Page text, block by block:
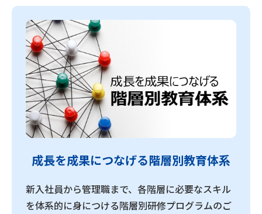
成長を成果につなげる階層別教育体系
新入社員から管理職まで、各階層に必要なスキル
を体系的に身につける階層別研修プログラムのご